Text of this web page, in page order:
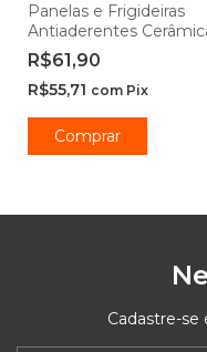
Panelas e Frigideiras
Antiaderentes
Ibiza Vanilla -
Casambiente
R$61,90
R$55,71 com Pix
Comprar
Cadastre-se